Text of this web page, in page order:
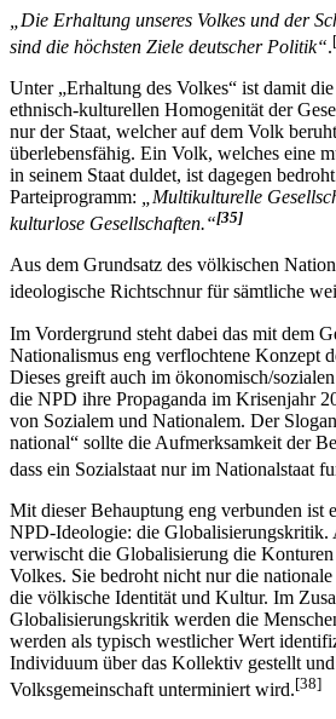
„Die Erhaltung unseres Volkes und der
sind die höchsten Ziele deutscher Politik“.
Unter „Erhaltung des Volkes“ ist damit
ethnisch-kulturellen Homogenität der
nur der Staat, welcher auf dem Volk
überlebensfähig. Ein Volk, welches eine
in seinem Staat duldet, ist dagegen
Parteiprogramm:
„Multikulturelle
kulturlose Gesellschaften.“[35]
Aus dem Grundsatz des völkischen
ideologische Richtschnur für sämtliche
Im Vordergrund steht dabei das mit dem
Nationalismus eng verflochtene Konzept
Dieses greift auch im ökonomisch/
die NPD ihre Propaganda im Krisenjahr
von Sozialem und Nationalem. Der
national“ sollte die Aufmerksamkeit der
dass ein Sozialstaat nur im Nationalstaat
Mit dieser Behauptung eng verbunden ist
NPD-Ideologie: die Globalisierungskritik.
verwischt die Globalisierung die
Volkes. Sie bedroht nicht nur die
die völkische Identität und Kultur. Im
Globalisierungskritik werden die
werden als typisch westlicher Wert
Individuum über das Kollektiv gestellt
Volksgemeinschaft unterminiert wird.[38]